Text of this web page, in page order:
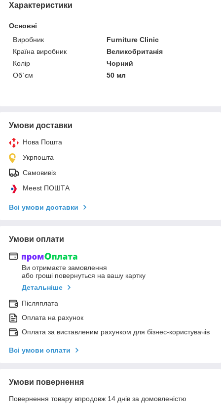
Характеристики
Основні
Виробник
Furniture Clinic
Країна виробник
Великобританія
Колір
Чорний
Об`єм
50 мл
Умови доставки
Нова Пошта
Укрпошта
Самовивіз
Meest ПОШТА
Всі умови доставки
Умови оплати
Ви отримаєте замовлення
або гроші повернуться на вашу картку
Детальніше
Післяплата
Оплата на рахунок
Оплата за виставленим рахунком для бізнес-користувачів
Всі умови оплати
Умови повернення
Повернення товару впродовж 14 днів за домовленістю